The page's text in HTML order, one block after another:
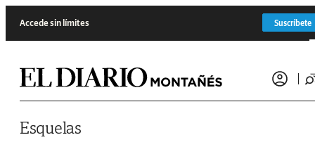
Accede sin límites Suscríbete
Esquelas